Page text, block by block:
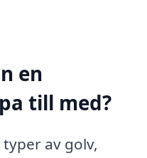
en
till med?
av golv,